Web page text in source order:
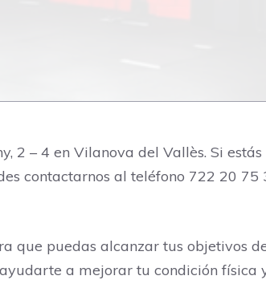
2 – 4 en Vilanova del Vallès. Si
contactarnos al teléfono 722 20
que puedas alcanzar tus objetivos
a mejorar tu condición física